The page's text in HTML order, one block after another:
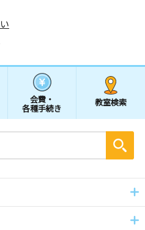
会費・
各種手続き
教室検索